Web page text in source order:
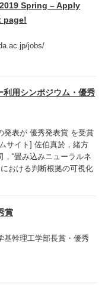
Spring – Apply
page!
jobs/
利用シンポジウム・優秀
発表が 優秀発表賞 を受賞
サイト] 佐伯真於，緒方
“畳み込みニューラルネ
おける判断根拠の可視化
賞
基幹理工学部長賞・優秀